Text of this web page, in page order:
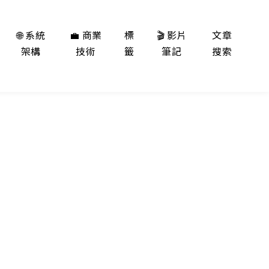
🌐 系統
架構
💼 商業
技術
標
籤
🎬 影片
筆記
文章
搜索